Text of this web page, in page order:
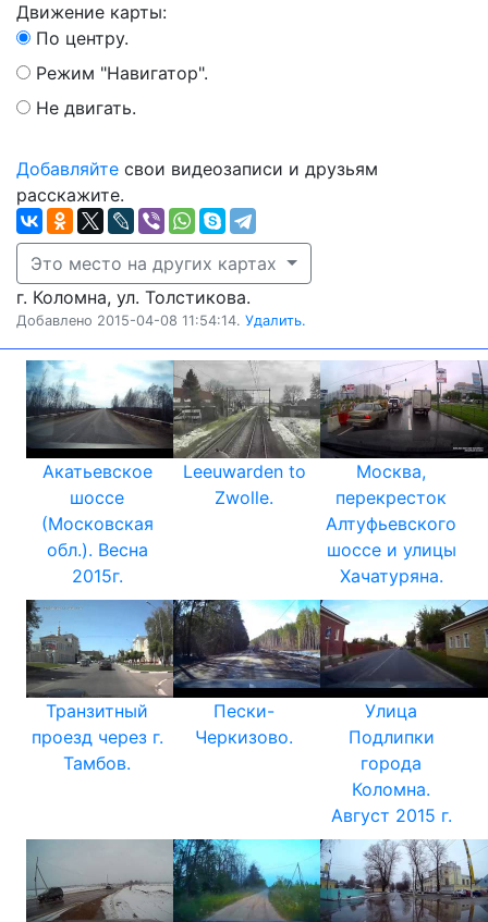
Движение карты:
По центру.
Режим "Навигатор".
Не двигать.
Добавляйте свои видеозаписи и друзьям
расскажите.
Это место на других картах
г. Коломна, ул. Толстикова.
Добавлено 2015-04-08 11:54:14. Удалить.
Акатьевское
шоссе
(Московская
обл.). Весна
2015г.
Leeuwarden to
Zwolle.
Москва,
перекресток
Алтуфьевского
шоссе и улицы
Хачатуряна.
Транзитный
проезд через г.
Тамбов.
Пески-
Черкизово.
Улица
Подлипки
города
Коломна.
Август 2015 г.